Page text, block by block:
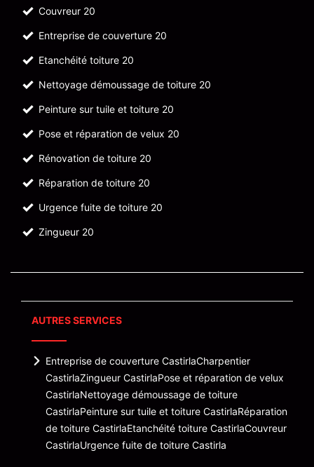
Couvreur 20
Entreprise de couverture 20
Etanchéité toiture 20
Nettoyage démoussage de toiture 20
Peinture sur tuile et toiture 20
Pose et réparation de velux 20
Rénovation de toiture 20
Réparation de toiture 20
Urgence fuite de toiture 20
Zingueur 20
AUTRES SERVICES
Entreprise de couverture CastirlaCharpentier
CastirlaZingueur CastirlaPose et réparation de velux
CastirlaNettoyage démoussage de toiture
CastirlaPeinture sur tuile et toiture CastirlaRéparation
de toiture CastirlaEtanchéité toiture CastirlaCouvreur
CastirlaUrgence fuite de toiture Castirla